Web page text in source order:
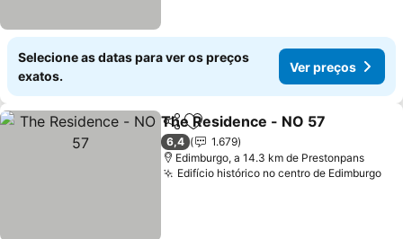
Selecione as datas para ver os preços
exatos.
Ver preços
PartilharAdicionar aos favoritos
The Residence - NO 57
6,4
1.679
Edimburgo, a 14.3 km de Prestonpans
Edifício histórico no centro de Edimburgo